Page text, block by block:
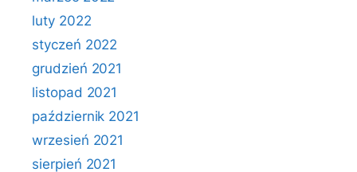
luty 2022
styczeń 2022
grudzień 2021
listopad 2021
październik 2021
wrzesień 2021
sierpień 2021